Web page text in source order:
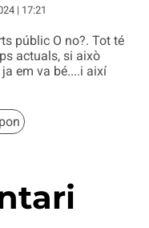
| 17:21
públic O no?. Tot té
actuals, si això
em va bé....i així